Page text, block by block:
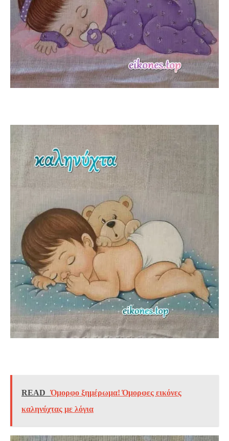
READ
Όμορφο ξημέρωμα! Όμορφες εικόνες
καληνύχτας με λόγια